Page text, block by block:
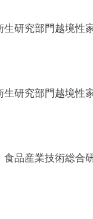
生研究部門越境性
生研究部門越境性
食品産業技術総合